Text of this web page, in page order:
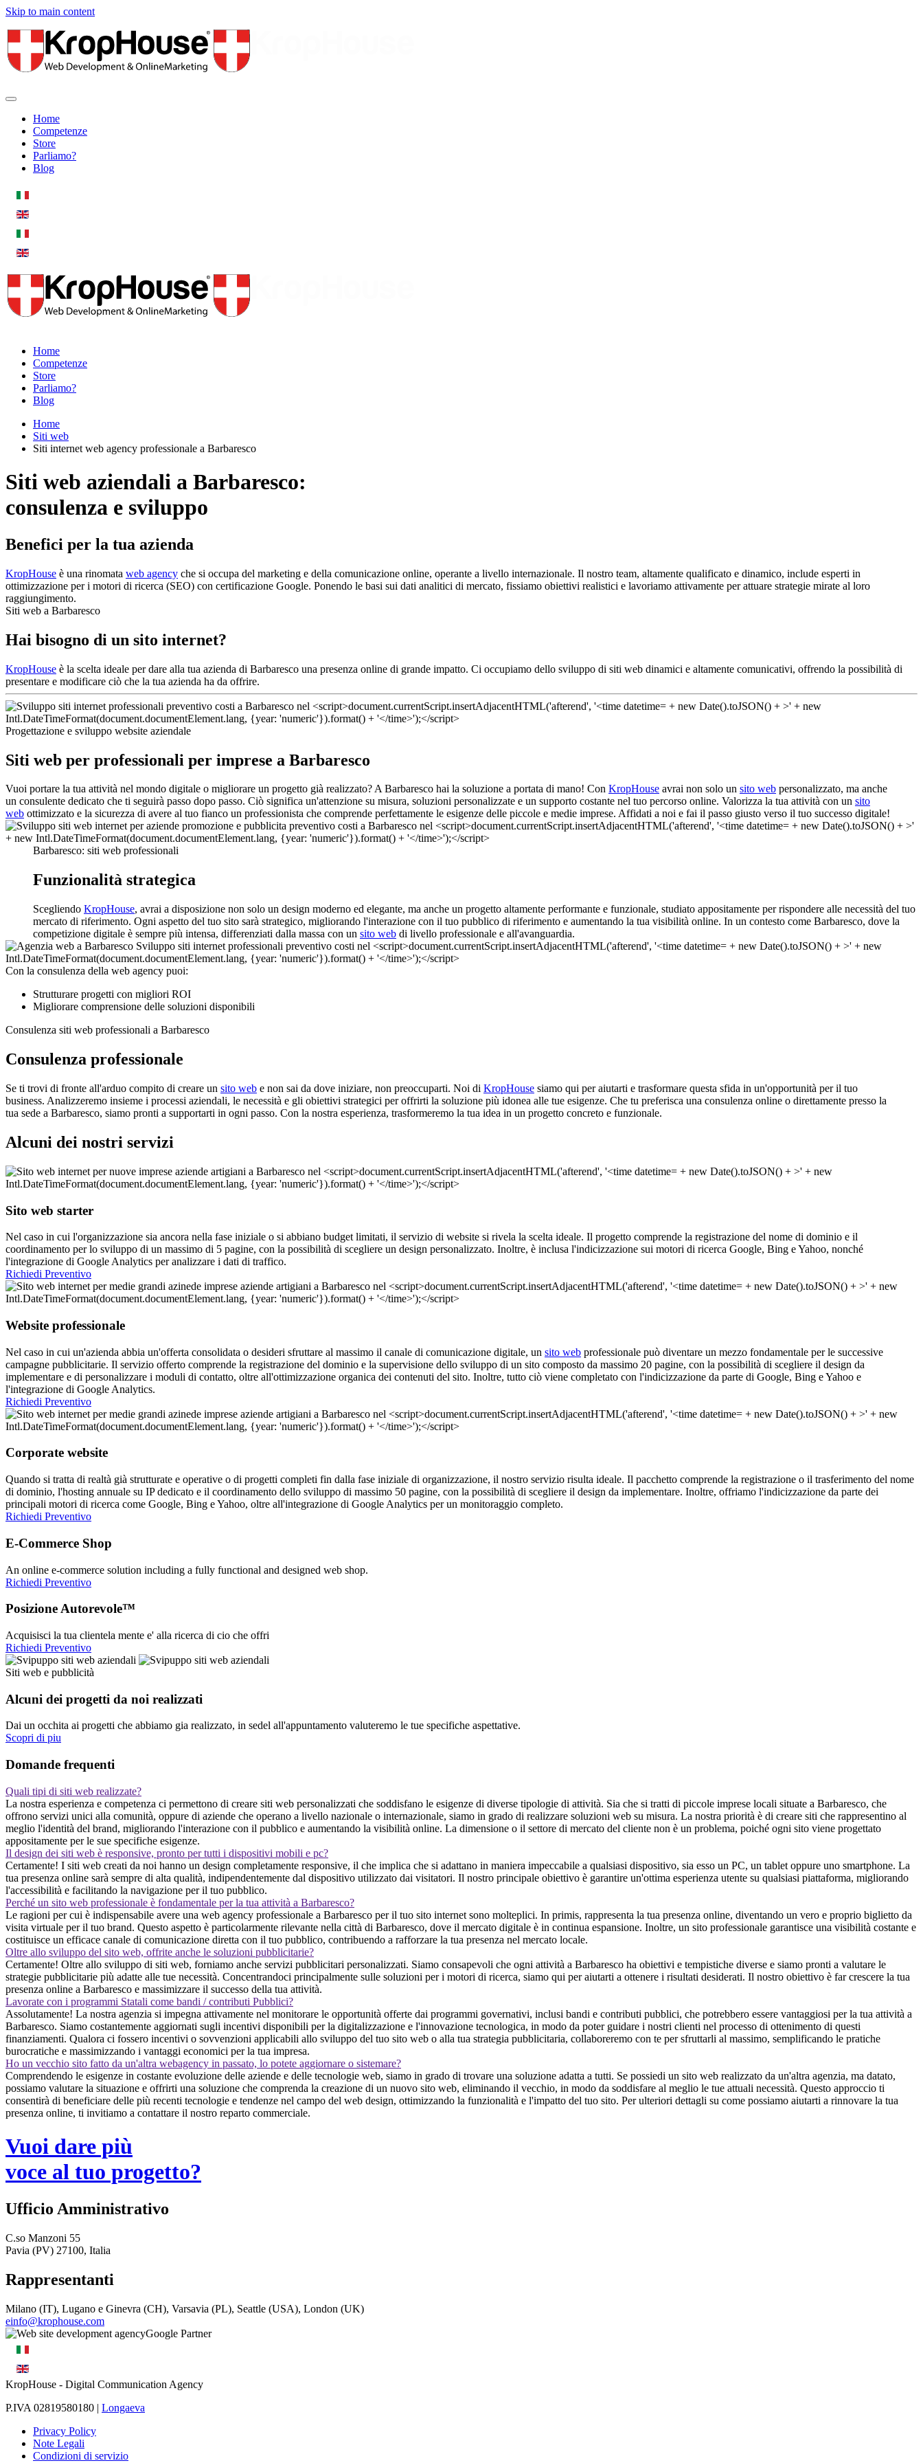
Skip to main content
Home
Competenze
Store
Parliamo?
Blog
Home
Competenze
Store
Parliamo?
Blog
Home
Siti web
Siti internet web agency professionale a Barbaresco
Siti web aziendali a Barbaresco:
consulenza e sviluppo
Benefici per la tua azienda
KropHouse è una rinomata web agency che si occupa del marketing e della comunicazione online, operante a livello internazionale. Il nostro team, altamente qualificato e dinamico, include esperti in
ottimizzazione per i motori di ricerca (SEO) con certificazione Google. Ponendo le basi sui dati analitici di mercato, fissiamo obiettivi realistici e lavoriamo attivamente per attuare strategie mirate al loro
raggiungimento.
Siti web a Barbaresco
Hai bisogno di un sito internet?
KropHouse è la scelta ideale per dare alla tua azienda di Barbaresco una presenza online di grande impatto. Ci occupiamo dello sviluppo di siti web dinamici e altamente comunicativi, offrendo la possibilità di
presentare e modificare ciò che la tua azienda ha da offrire.
Progettazione e sviluppo website aziendale
Siti web per professionali per imprese a Barbaresco
Vuoi portare la tua attività nel mondo digitale o migliorare un progetto già realizzato? A Barbaresco hai la soluzione a portata di mano! Con KropHouse avrai non solo un sito web personalizzato, ma anche
un consulente dedicato che ti seguirà passo dopo passo. Ciò significa un'attenzione su misura, soluzioni personalizzate e un supporto costante nel tuo percorso online. Valorizza la tua attività con un sito
web ottimizzato e la sicurezza di avere al tuo fianco un professionista che comprende perfettamente le esigenze delle piccole e medie imprese. Affidati a noi e fai il passo giusto verso il tuo successo digitale!
Barbaresco: siti web professionali
Funzionalità strategica
Scegliendo KropHouse, avrai a disposizione non solo un design moderno ed elegante, ma anche un progetto altamente performante e funzionale, studiato appositamente per rispondere alle necessità del tuo
mercato di riferimento. Ogni aspetto del tuo sito sarà strategico, migliorando l'interazione con il tuo pubblico di riferimento e aumentando la tua visibilità online. In un contesto come Barbaresco, dove la
competizione digitale è sempre più intensa, differenziati dalla massa con un sito web di livello professionale e all'avanguardia.
Con la consulenza della web agency puoi:
Strutturare progetti con migliori ROI
Migliorare comprensione delle soluzioni disponibili
Consulenza siti web professionali a Barbaresco
Consulenza professionale
Se ti trovi di fronte all'arduo compito di creare un sito web e non sai da dove iniziare, non preoccuparti. Noi di KropHouse siamo qui per aiutarti e trasformare questa sfida in un'opportunità per il tuo
business. Analizzeremo insieme i processi aziendali, le necessità e gli obiettivi strategici per offrirti la soluzione più idonea alle tue esigenze. Che tu preferisca una consulenza online o direttamente presso la
tua sede a Barbaresco, siamo pronti a supportarti in ogni passo. Con la nostra esperienza, trasformeremo la tua idea in un progetto concreto e funzionale.
Alcuni dei nostri servizi
Sito web starter
Nel caso in cui l'organizzazione sia ancora nella fase iniziale o si abbiano budget limitati, il servizio di website si rivela la scelta ideale. Il progetto comprende la registrazione del nome di dominio e il
coordinamento per lo sviluppo di un massimo di 5 pagine, con la possibilità di scegliere un design personalizzato. Inoltre, è inclusa l'indicizzazione sui motori di ricerca Google, Bing e Yahoo, nonché
l'integrazione di Google Analytics per analizzare i dati di traffico.
Richiedi Preventivo
Website professionale
Nel caso in cui un'azienda abbia un'offerta consolidata o desideri sfruttare al massimo il canale di comunicazione digitale, un sito web professionale può diventare un mezzo fondamentale per le successive
campagne pubblicitarie. Il servizio offerto comprende la registrazione del dominio e la supervisione dello sviluppo di un sito composto da massimo 20 pagine, con la possibilità di scegliere il design da
implementare e di personalizzare i moduli di contatto, oltre all'ottimizzazione organica dei contenuti del sito. Inoltre, tutto ciò viene completato con l'indicizzazione da parte di Google, Bing e Yahoo e
l'integrazione di Google Analytics.
Richiedi Preventivo
Corporate website
Quando si tratta di realtà già strutturate e operative o di progetti completi fin dalla fase iniziale di organizzazione, il nostro servizio risulta ideale. Il pacchetto comprende la registrazione o il trasferimento del nome
di dominio, l'hosting annuale su IP dedicato e il coordinamento dello sviluppo di massimo 50 pagine, con la possibilità di scegliere il design da implementare. Inoltre, offriamo l'indicizzazione da parte dei
principali motori di ricerca come Google, Bing e Yahoo, oltre all'integrazione di Google Analytics per un monitoraggio completo.
Richiedi Preventivo
E-Commerce Shop
An online e-commerce solution including a fully functional and designed web shop.
Richiedi Preventivo
Posizione Autorevole™
Acquisisci la tua clientela mente e' alla ricerca di cio che offri
Richiedi Preventivo
Siti web e pubblicità
Alcuni dei progetti da noi realizzati
Dai un occhita ai progetti che abbiamo gia realizzato, in sedel all'appuntamento valuteremo le tue specifiche aspettative.
Scopri di piu
Domande frequenti
Quali tipi di siti web realizzate?
La nostra esperienza e competenza ci permettono di creare siti web personalizzati che soddisfano le esigenze di diverse tipologie di attività. Sia che si tratti di piccole imprese locali situate a Barbaresco, che
offrono servizi unici alla comunità, oppure di aziende che operano a livello nazionale o internazionale, siamo in grado di realizzare soluzioni web su misura. La nostra priorità è di creare siti che rappresentino al
meglio l'identità del brand, migliorando l'interazione con il pubblico e aumentando la visibilità online. La dimensione o il settore di mercato del cliente non è un problema, poiché ogni sito viene progettato
appositamente per le sue specifiche esigenze.
Il design dei siti web è responsive, pronto per tutti i dispositivi mobili e pc?
Certamente! I siti web creati da noi hanno un design completamente responsive, il che implica che si adattano in maniera impeccabile a qualsiasi dispositivo, sia esso un PC, un tablet oppure uno smartphone. La
tua presenza online sarà sempre di alta qualità, indipendentemente dal dispositivo utilizzato dai visitatori. Il nostro principale obiettivo è garantire un'ottima esperienza utente su qualsiasi piattaforma, migliorando
l'accessibilità e facilitando la navigazione per il tuo pubblico.
Perché un sito web professionale è fondamentale per la tua attività a Barbaresco?
Le ragioni per cui è indispensabile avere una web agency professionale a Barbaresco per il tuo sito internet sono molteplici. In primis, rappresenta la tua presenza online, diventando un vero e proprio biglietto da
visita virtuale per il tuo brand. Questo aspetto è particolarmente rilevante nella città di Barbaresco, dove il mercato digitale è in continua espansione. Inoltre, un sito professionale garantisce una visibilità costante e
costituisce un efficace canale di comunicazione diretta con il tuo pubblico, contribuendo a rafforzare la tua presenza nel mercato locale.
Oltre allo sviluppo del sito web, offrite anche le soluzioni pubblicitarie?
Certamente! Oltre allo sviluppo di siti web, forniamo anche servizi pubblicitari personalizzati. Siamo consapevoli che ogni attività a Barbaresco ha obiettivi e tempistiche diverse e siamo pronti a valutare le
strategie pubblicitarie più adatte alle tue necessità. Concentrandoci principalmente sulle soluzioni per i motori di ricerca, siamo qui per aiutarti a ottenere i risultati desiderati. Il nostro obiettivo è far crescere la tua
presenza online a Barbaresco e massimizzare il successo della tua attività.
Lavorate con i programmi Statali come bandi / contributi Pubblici?
Assolutamente! La nostra agenzia si impegna attivamente nel monitorare le opportunità offerte dai programmi governativi, inclusi bandi e contributi pubblici, che potrebbero essere vantaggiosi per la tua attività a
Barbaresco. Siamo costantemente aggiornati sugli incentivi disponibili per la digitalizzazione e l'innovazione tecnologica, in modo da poter guidare i nostri clienti nel processo di ottenimento di questi
finanziamenti. Qualora ci fossero incentivi o sovvenzioni applicabili allo sviluppo del tuo sito web o alla tua strategia pubblicitaria, collaboreremo con te per sfruttarli al massimo, semplificando le pratiche
burocratiche e massimizzando i vantaggi economici per la tua impresa.
Ho un vecchio sito fatto da un'altra webagency in passato, lo potete aggiornare o sistemare?
Comprendendo le esigenze in costante evoluzione delle aziende e delle tecnologie web, siamo in grado di trovare una soluzione adatta a tutti. Se possiedi un sito web realizzato da un'altra agenzia, ma datato,
possiamo valutare la situazione e offrirti una soluzione che comprenda la creazione di un nuovo sito web, eliminando il vecchio, in modo da soddisfare al meglio le tue attuali necessità. Questo approccio ti
consentirà di beneficiare delle più recenti tecnologie e tendenze nel campo del web design, ottimizzando la funzionalità e l'impatto del tuo sito. Per ulteriori dettagli su come possiamo aiutarti a rinnovare la tua
presenza online, ti invitiamo a contattare il nostro reparto commerciale.
Vuoi dare più
voce al tuo progetto?
Ufficio Amministrativo
C.so Manzoni 55
Pavia (PV) 27100, Italia
Rappresentanti
Milano (IT), Lugano e Ginevra (CH), Varsavia (PL), Seattle (USA), London (UK)
einfo@krophouse.com
KropHouse - Digital Communication Agency
P.IVA 02819580180 | Longaeva
Privacy Policy
Note Legali
Condizioni di servizio